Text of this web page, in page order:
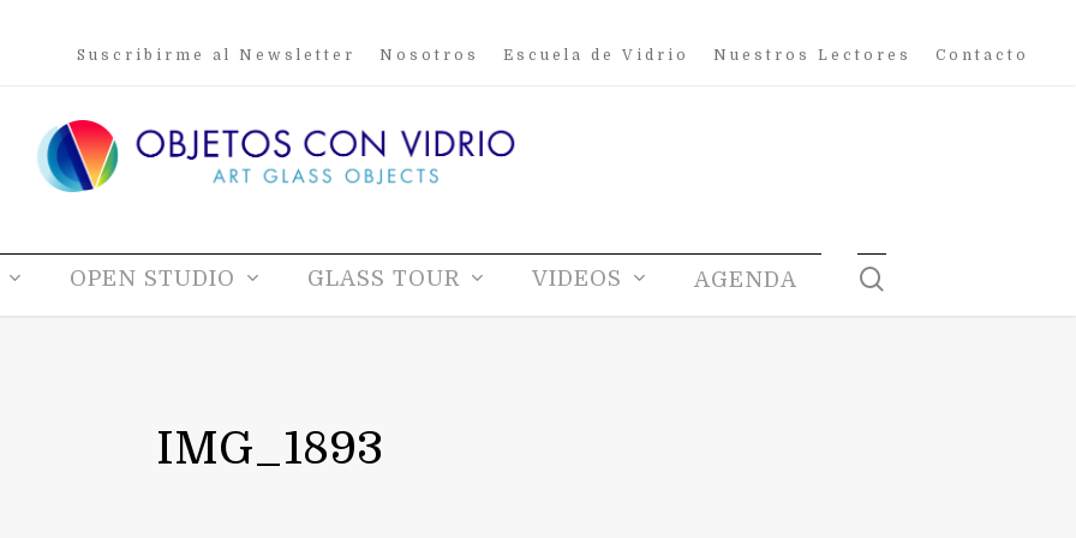
Suscribirme al Newsletter Nosotros Escuela de Vidrio Nuestros Lectores Contacto
OPEN STUDIO GLASS TOUR VIDEOS AGENDA
IMG_1893